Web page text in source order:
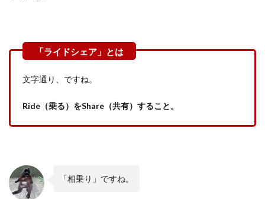
文字通り、ですね。
Ride （乗る）をShare （共有）すること。
「相乗り」ですね。